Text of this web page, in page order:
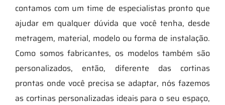
contamos com um time de especialistas pronto que
ajudar em qualquer dúvida que você tenha, desde
metragem, material, modelo ou forma de instalação.
Como somos fabricantes, os modelos também são
personalizados, então, diferente das cortinas
prontas onde você precisa se adaptar, nós fazemos
as cortinas personalizadas ideais para o seu espaço,